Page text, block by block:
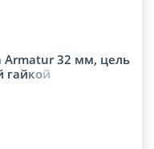
Armatur 32 мм, цель
гайкой